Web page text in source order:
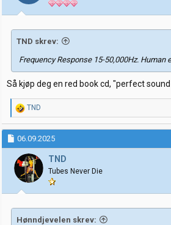
TND skrev:
Frequency Response 15-50,000Hz. Human
Så kjøp deg en red book cd, "perfect
R
e
a
k
s
j
o
n
e
r
TND
06.09.2025
TND
Tubes Never Die
Hønndjevelen skrev: